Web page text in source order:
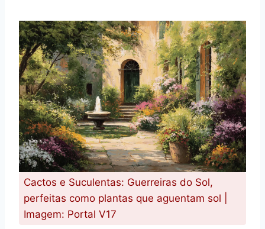
Cactos e Suculentas: Guerreiras do Sol,
perfeitas como plantas que aguentam sol |
Imagem: Portal V17